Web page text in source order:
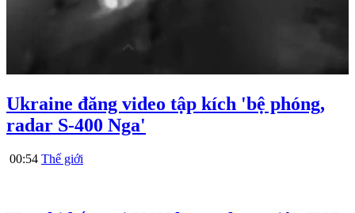
Ukraine đăng video tập kích 'bệ phóng,
radar S-400 Nga'
00:54 Thế giới